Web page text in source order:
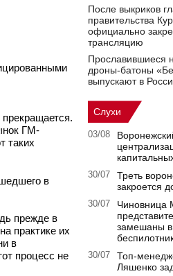
ГМ-
таких
в
прежде в
практике их
в
процесс не
После выкриков
правительства
официально
трансляцию
Прославившиеся
дроны-батоны
выпускают в
Слухи
03/08
30/07
Треть
закроется
30/07
Чиновница
замешаны
30/07
Топ-
Ляшенко